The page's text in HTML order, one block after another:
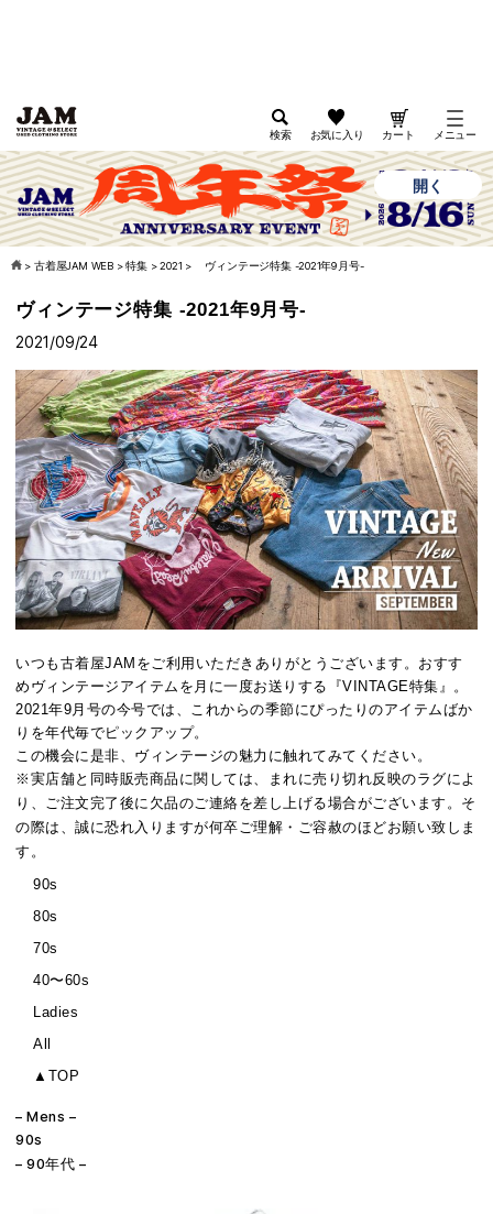
古着屋JAM
公式オンラインストアアプリ
開く
検索 お気に入り カート メニュー
> 古着屋JAM WEB >特集>2021 > ヴィンテージ特集 -2021年9月号-
ヴィンテージ特集 -2021年9月号-
2021/09/24
いつも古着屋JAMをご利用いただきありがとうございます。おすす
めヴィンテージアイテムを月に一度お送りする『VINTAGE特集』。
2021年9月号の今号では、これからの季節にぴったりのアイテムばか
りを年代毎でピックアップ。
この機会に是非、ヴィンテージの魅力に触れてみてください。
※実店舗と同時販売商品に関しては、まれに売り切れ反映のラグによ
り、ご注文完了後に欠品のご連絡を差し上げる場合がございます。そ
の際は、誠に恐れ入りますが何卒ご理解・ご容赦のほどお願い致しま
す。
90s
80s
70s
40〜60s
Ladies
All
▲TOP
– Mens –
90s
– 90年代 –